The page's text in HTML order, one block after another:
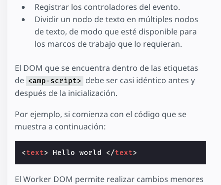
Registrar los controladores del evento.
Dividir un nodo de texto en múltiples nodos
de texto, de modo que esté disponible para
los marcos de trabajo que lo requieran.
El DOM que se encuentra dentro de las etiquetas
de <amp-script> debe ser casi idéntico antes y
después de la inicialización.
Por ejemplo, si comienza con el código que se
muestra a continuación:
<text> Hello world </text>
El Worker DOM permite realizar cambios menores